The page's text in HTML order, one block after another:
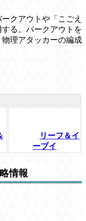
クアウトや「こごえ
る。バークアウトを
理アタッカーの編成
リーフ＆イ
ーブイ
情報